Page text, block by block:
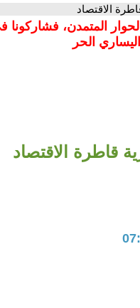
الاقتصاد
المتمدن،
الحر
قاطرة الاقتصاد